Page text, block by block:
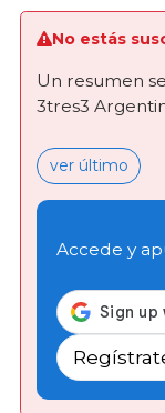
No estás
Un resumen
3tres3
ver último
Accede y